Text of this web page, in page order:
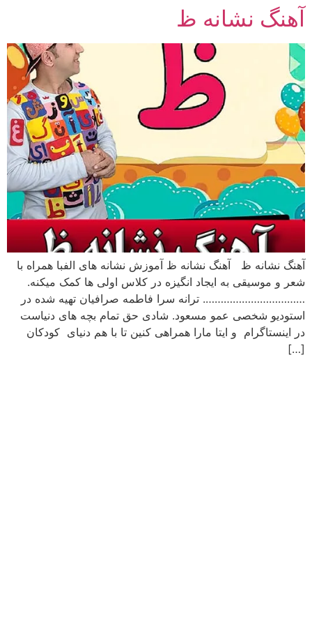
پرش
محتوا
آهنگ نشانه ظ
آهنگ نشانه ظ آهنگ نشانه ظ آموزش نشانه های الفبا همراه با
شعر و موسیقی به ایجاد انگیزه در کلاس اولی ها کمک میکنه.
……………………………. ترانه سرا فاطمه صرافیان تهیه شده در
استودیو شخصی عمو مسعود. شادی حق تمام بچه های دنیاست
در اینستاگرام و ایتا مارا همراهی کنین تا با هم دنیای کودکان
[…]